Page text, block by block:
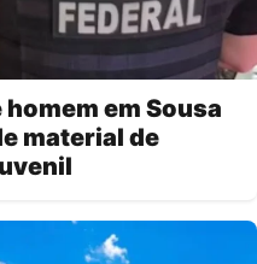
em Sousa
material de